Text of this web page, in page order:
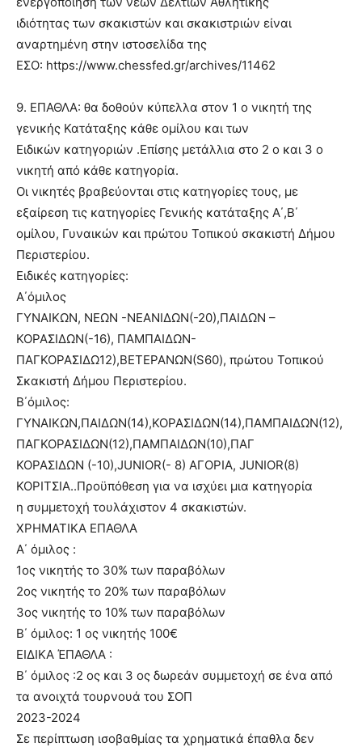
ιδιότητας των σκακιστών και σκακιστριών είναι
αναρτημένη στην ιστοσελίδα της
ΕΣΟ: https://www.chessfed.gr/archives/11462
9. ΕΠΑΘΛΑ: θα δοθούν κύπελλα στον 1 ο νικητή της
γενικής Κατάταξης κάθε ομίλου και των
Ειδικών κατηγοριών .Επίσης μετάλλια στο 2 ο και 3 ο
νικητή από κάθε κατηγορία.
Οι νικητές βραβεύονται στις κατηγορίες τους, με
εξαίρεση τις κατηγορίες Γενικής κατάταξης Α΄,Β΄
ομίλου, Γυναικών και πρώτου Τοπικού σκακιστή Δήμου
Περιστερίου.
Ειδικές κατηγορίες:
Α΄όμιλος
ΓΥΝΑΙΚΩΝ, ΝΕΩΝ -ΝΕΑΝΙΔΩΝ(-20),ΠΑΙΔΩΝ –
ΚΟΡΑΣΙΔΩΝ(-16), ΠΑΜΠΑΙΔΩΝ-
ΠΑΓΚΟΡΑΣΙΔΩ12),ΒΕΤΕΡΑΝΩΝ(S60), πρώτου Τοπικού
Σκακιστή Δήμου Περιστερίου.
Β΄όμιλος:
ΓΥΝΑΙΚΩΝ,ΠΑΙΔΩΝ(14),ΚΟΡΑΣΙΔΩΝ(14),ΠΑΜΠΑΙΔΩΝ(12),
ΠΑΓΚΟΡΑΣΙΔΩΝ(12),ΠΑΜΠΑΙΔΩΝ(10),ΠΑΓ
ΚΟΡΑΣΙΔΩΝ (-10),JUNIOR(- 8) ΑΓΟΡΙΑ, JUNIOR(8)
ΚΟΡΙΤΣΙΑ..Προϋπόθεση για να ισχύει μια κατηγορία
η συμμετοχή τουλάχιστον 4 σκακιστών.
ΧΡΗΜΑΤΙΚΑ ΕΠΑΘΛΑ
Α΄ όμιλος :
1ος νικητής το 30% των παραβόλων
2ος νικητής το 20% των παραβόλων
3ος νικητής το 10% των παραβόλων
Β΄ όμιλος: 1 ος νικητής 100€
ΕΙΔΙΚΑ ΈΠΑΘΛΑ :
Β΄ όμιλος :2 ος και 3 ος δωρεάν συμμετοχή σε ένα από
τα ανοιχτά τουρνουά του ΣΟΠ
2023-2024
Σε περίπτωση ισοβαθμίας τα χρηματικά έπαθλα δεν